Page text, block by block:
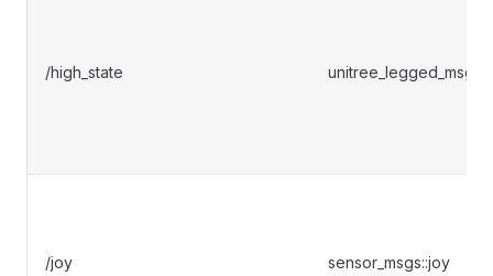
/high_state
/joy sensor_msgs::joy